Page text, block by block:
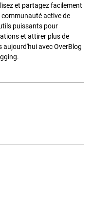
et partagez facilement
active de
puissants pour
et attirer plus de
aujourd'hui avec OverBlog